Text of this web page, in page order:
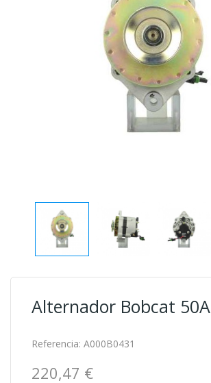
Alternador Bobcat 50A
Referencia: A000B0431
220,47 €